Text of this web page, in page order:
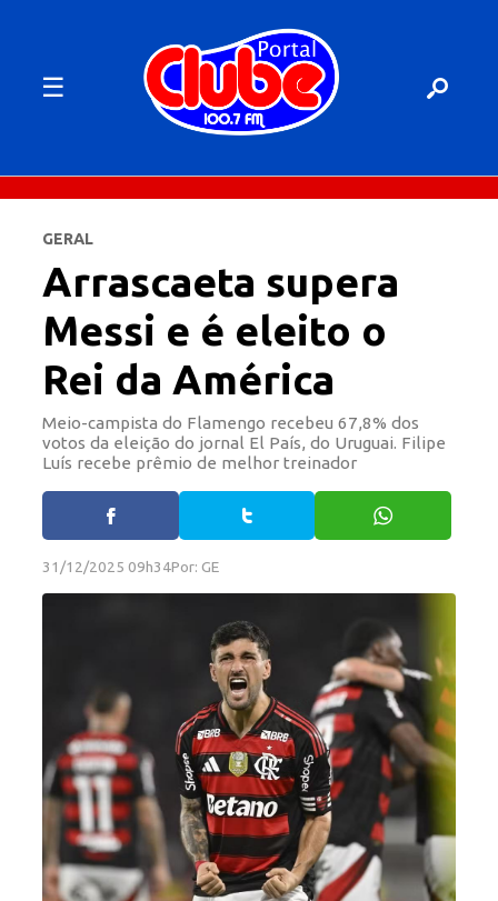
☰
GERAL
Arrascaeta supera
Messi e é eleito o
Rei da América
Meio-campista do Flamengo recebeu 67,8% dos
votos da eleição do jornal El País, do Uruguai. Filipe
Luís recebe prêmio de melhor treinador
31/12/2025 09h34Por: GE